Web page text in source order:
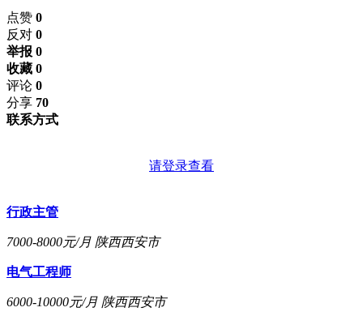
点赞 0
反对 0
举报 0
收藏 0
评论 0
分享 70
联系方式
请登录查看
行政主管
7000-8000元/月 陕西西安市
电气工程师
6000-10000元/月 陕西西安市